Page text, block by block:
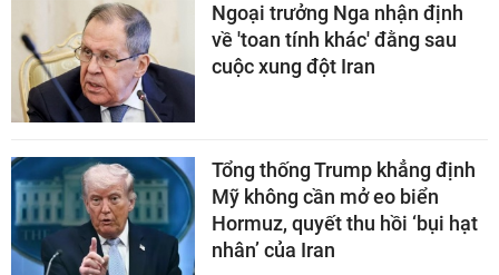
Ngoại trưởng Nga nhận định
về 'toan tính khác' đằng sau
cuộc xung đột Iran
Tổng thống Trump khẳng định
Mỹ không cần mở eo biển
Hormuz, quyết thu hồi ‘bụi hạt
nhân’ của Iran